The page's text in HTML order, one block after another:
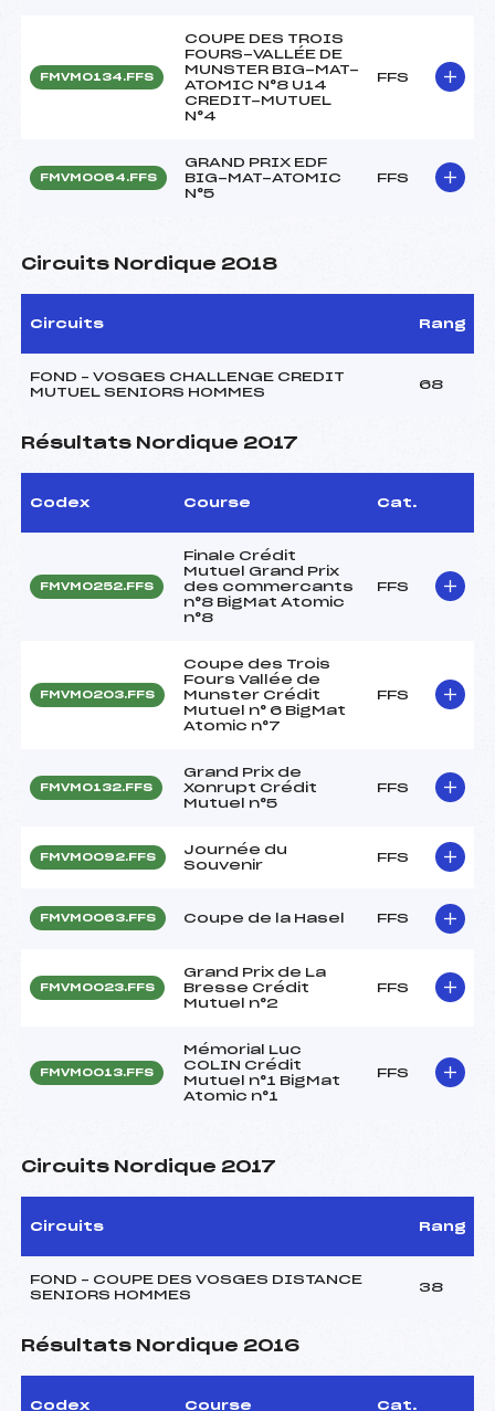
FMVM0134.FFS
COUPE DES TROIS
FOURS-VALLÉE DE
MUNSTER BIG-MAT-
ATOMIC N°8 U14
CREDIT-MUTUEL
N°4
FFS
FMVM0064.FFS
GRAND PRIX EDF
BIG-MAT-ATOMIC
N°5
FFS
Circuits Nordique 2018
Circuits Rang
FOND – VOSGES CHALLENGE CREDIT
MUTUEL SENIORS HOMMES
68
Résultats Nordique 2017
Codex Course Cat.
FMVM0252.FFS
Finale Crédit
Mutuel Grand Prix
des commercants
n°8 BigMat Atomic
n°8
FFS
FMVM0203.FFS
Coupe des Trois
Fours Vallée de
Munster Crédit
Mutuel n° 6 BigMat
Atomic n°7
FFS
FMVM0132.FFS
Grand Prix de
Xonrupt Crédit
Mutuel n°5
FFS
FMVM0092.FFS
Journée du
Souvenir
FFS
FMVM0063.FFS Coupe de la Hasel FFS
FMVM0023.FFS
Grand Prix de La
Bresse Crédit
Mutuel n°2
FFS
FMVM0013.FFS
Mémorial Luc
COLIN Crédit
Mutuel n°1 BigMat
Atomic n°1
FFS
Circuits Nordique 2017
Circuits Rang
FOND – COUPE DES VOSGES DISTANCE
SENIORS HOMMES
38
Résultats Nordique 2016
Codex Course Cat.